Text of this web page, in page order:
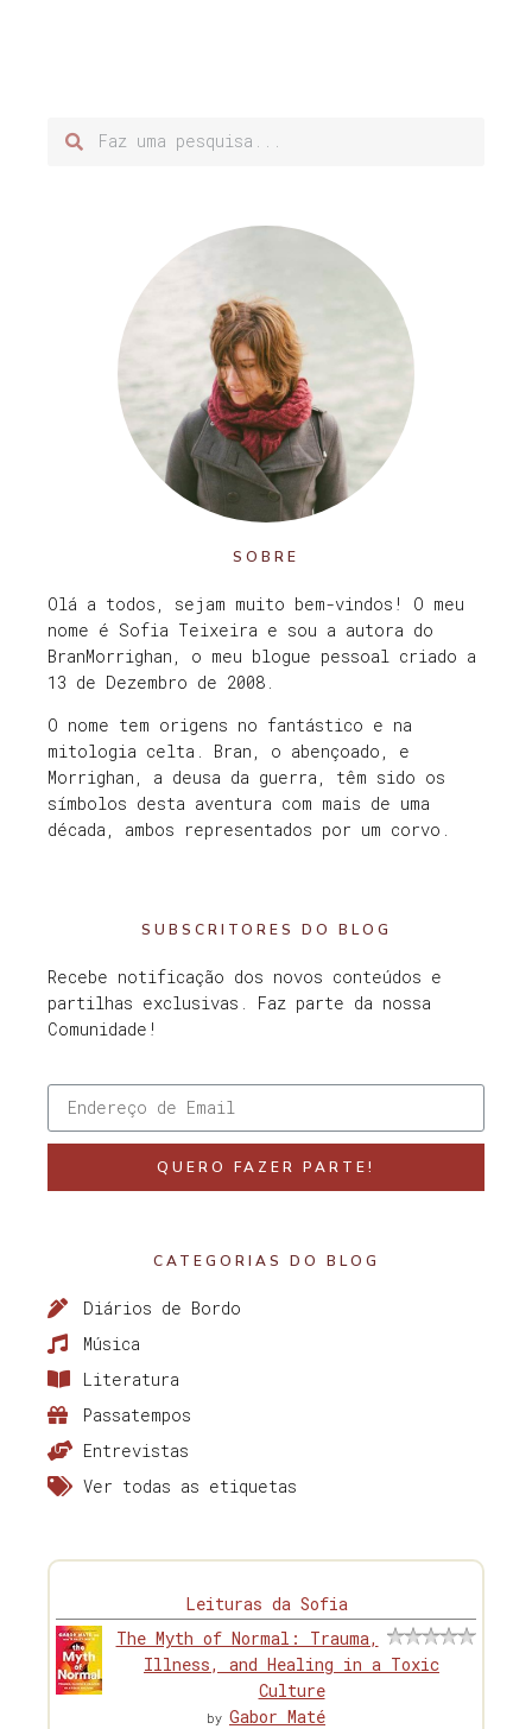
SOBRE
Olá a todos, sejam muito bem-vindos! O meu
nome é Sofia Teixeira e sou a autora do
BranMorrighan, o meu blogue pessoal criado a
13 de Dezembro de 2008.
O nome tem origens no fantástico e na
mitologia celta. Bran, o abençoado, e
Morrighan, a deusa da guerra, têm sido os
símbolos desta aventura com mais de uma
década, ambos representados por um corvo.
SUBSCRITORES DO BLOG
Recebe notificação dos novos conteúdos e
partilhas exclusivas. Faz parte da nossa
Comunidade!
QUERO FAZER PARTE!
CATEGORIAS DO BLOG
Diários de Bordo
Música
Literatura
Passatempos
Entrevistas
Ver todas as etiquetas
Leituras da Sofia
The Myth of Normal: Trauma,
Illness, and Healing in a Toxic
Culture
by Gabor Maté